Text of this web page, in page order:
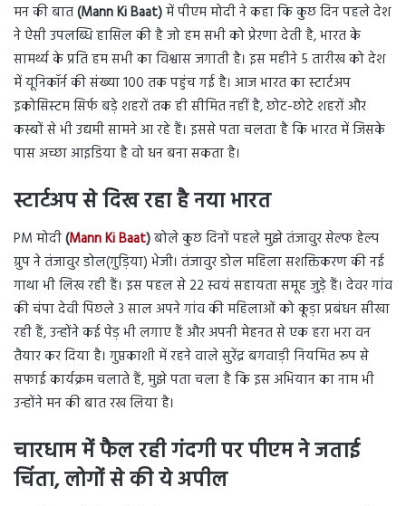
मन की बात(Mann Ki Baat)में पीएम मोदी ने कहा कि कुछ दिन पहले देश
ने ऐसी उपलब्धि हासिल की है जो हम सभी को प्रेरणा देती है, भारत के
सामर्थ्य के प्रति हम सभी का विश्वास जगाती है। इस महीने 5 तारीख को देश
में यूनिकॉर्न की संख्या 100 तक पहुंच गई है। आज भारत का स्टार्टअप
इकोसिस्टम सिर्फ बड़े शहरों तक ही सीमित नहीं है, छोट-छोटे शहरों और
कस्बों से भी उद्यमी सामने आ रहे हैं। इससे पता चलता है कि भारत में जिसके
पास अच्छा आइडिया है वो धन बना सकता है।
स्टार्टअप से दिख रहा है नया भारत
PM मोदी(Mann Ki Baat)बोले कुछ दिनों पहले मुझे तंजावुर सेल्फ हेल्प
ग्रुप ने तंजावुर डोल(गुड़िया) भेजी। तंजावुर डोल महिला सशक्तिकरण की नई
गाथा भी लिख रही हैं। इस पहल से 22 स्वयं सहायता समूह जुड़े हैं। देवर गांव
की चंपा देवी पिछले 3 साल अपने गांव की महिलाओं को कूड़ा प्रबंधन सीखा
रही हैं, उन्होंने कई पेड़ भी लगाए हैं और अपनी मेहनत से एक हरा भरा वन
तैयार कर दिया है। गुप्तकाशी में रहने वाले सुरेंद्र बगवाड़ी नियमित रूप से
सफाई कार्यक्रम चलाते हैं, मुझे पता चला है कि इस अभियान का नाम भी
उन्होंने मन की बात रख लिया है।
चारधाम में फैल रही गंदगी पर पीएम ने जताई
चिंता, लोगों से की ये अपील